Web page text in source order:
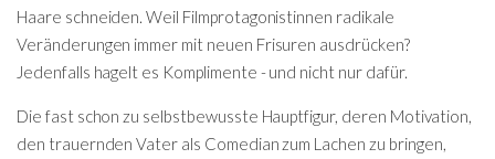
Haare schneiden. Weil Filmprotagonistinnen radikale
Veränderungen immer mit neuen Frisuren ausdrücken?
Jedenfalls hagelt es Komplimente - und nicht nur dafür.
Die fast schon zu selbstbewusste Hauptfigur, deren Motivation,
den trauernden Vater als Comedian zum Lachen zu bringen,